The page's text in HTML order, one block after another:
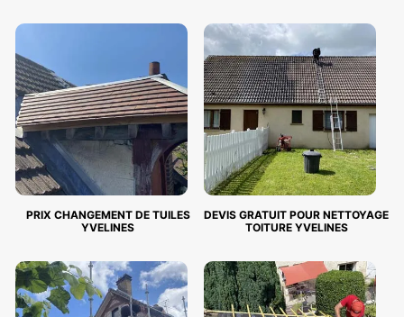
PRIX CHANGEMENT DE TUILES
YVELINES
DEVIS GRATUIT POUR NETTOYAGE
TOITURE YVELINES